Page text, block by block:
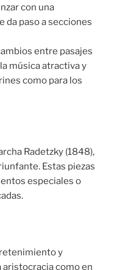
con una
da paso a secciones
entre pasajes
música atractiva y
como para los
Radetzky (1848),
Estas piezas
especiales o
y
aristocracia como en